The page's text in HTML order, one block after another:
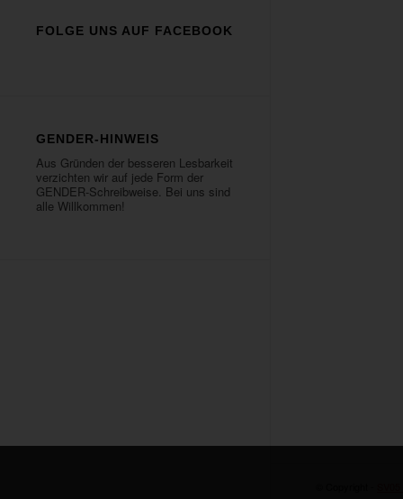
FOLGE UNS AUF FACEBOOK
GENDER-HINWEIS
Aus Gründen der besseren Lesbarkeit
verzichten wir auf jede Form der
GENDER-Schreibweise. Bei uns sind
alle Willkommen!